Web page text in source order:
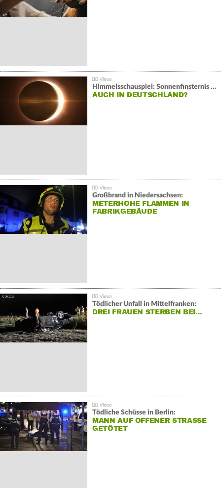
Himmelsschauspiel: Sonnenfinsternis über Spanien
AUCH IN DEUTSCHLAND?
Großbrand in Niedersachsen:
METERHOHE FLAMMEN IN
FABRIKGEBÄUDE
Tödlicher Unfall in Mittelfranken:
DREI FRAUEN STERBEN BEI…
Tödliche Schüsse in Berlin:
MANN AUF OFFENER STRASSE G
ETÖTET